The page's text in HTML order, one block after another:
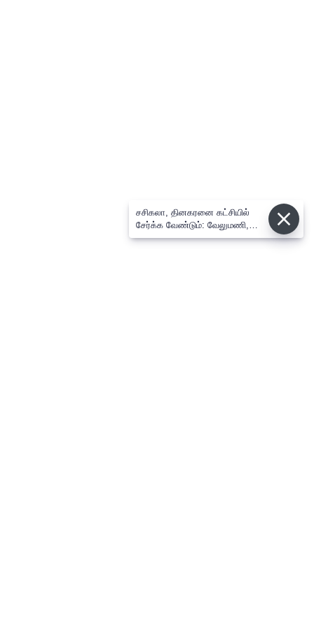
சசிகலா, தினகரனை கட்சியில்
சேர்க்க வேண்டும்: வேலுமணி,
விஸ்வநாதன் மீண்டும் போர்க்கொடி